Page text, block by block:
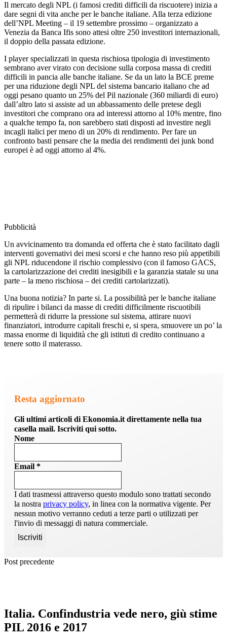
Il mercato degli NPL (i famosi crediti difficili da riscuotere) inizia a
dare segni di vita anche per le banche italiane. Alla terza edizione
dell’NPL Meeting – il 19 settembre prossimo – organizzato a
Venezia da Banca Ifis sono attesi oltre 250 investitori internazionali,
il doppio della passata edizione.
I player specializzati in questa rischiosa tipologia di investimento
sembrano aver virato con decisione sulla corposa massa di crediti
difficili in pancia alle banche italiane. Se da un lato la BCE preme
per una riduzione degli NPL del sistema bancario italiano che ad
oggi pesano quanto un 25% del Pil nazionale (360 miliardi di euro)
dall’altro lato si assiste ad un abbassamento delle pretese degli
investitori che comprano ora ad interessi attorno al 10% mentre, fino
a qualche tempo fa, non sarebbero stati disposti ad investire negli
incagli italici per meno di un 20% di rendimento. Per fare un
confronto basti pensare che la media dei rendimenti dei junk bond
europei è ad oggi attorno al 4%.
Pubblicità
Un avvicinamento tra domanda ed offerta che è stato facilitato dagli
interventi governativi dei mesi scorsi e che hanno reso più appetibili
gli NPL riducendone il rischio complessivo (con il famoso GACS,
la cartolarizzazione dei crediti inesigibili e la garanzia statale su una
parte – la meno rischiosa – dei crediti cartolarizzati).
Una buona notizia? In parte si. La possibilità per le banche italiane
di ripulire i bilanci da masse di crediti difficilmente riscuotibili
permetterà di ridurre la pressione sul sistema, attirare nuovi
finanziatori, introdurre capitali freschi e, si spera, smuovere un po’ la
massa enorme di liquidità che gli istituti di credito continuano a
tenere sotto il materasso.
Resta aggiornato
Gli ultimi articoli di Ekonomia.it direttamente nella tua
casella mail. Iscriviti qui sotto.
Nome
Email *
I dati trasmessi attraverso questo modulo sono trattati secondo
la nostra privacy policy, in linea con la normativa vigente. Per
nessun motivo verranno ceduti a terze parti o utilizzati per
l'invio di messaggi di natura commerciale.
Post precedente
Italia. Confindustria vede nero, giù stime
PIL 2016 e 2017